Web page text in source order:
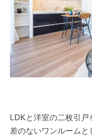
LDKと洋室の二枚引
差のないワンルームと